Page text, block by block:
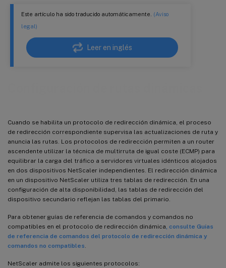
Este artículo ha sido traducido automáticamente. (Aviso
legal)
Leer en inglés
Cuando se habilita un protocolo de redirección dinámica, el proceso
de redirección correspondiente supervisa las actualizaciones de ruta y
anuncia las rutas. Los protocolos de redirección permiten a un router
ascendente utilizar la técnica de multirruta de igual coste (ECMP) para
equilibrar la carga del tráfico a servidores virtuales idénticos alojados
en dos dispositivos NetScaler independientes. El redirección dinámica
en un dispositivo NetScaler utiliza tres tablas de redirección. En una
configuración de alta disponibilidad, las tablas de redirección del
dispositivo secundario reflejan las tablas del primario.
Para obtener guías de referencia de comandos y comandos no
compatibles en el protocolo de redirección dinámica , consulte Guías
de referencia de comandos del protocolo de redirección dinámica y
comandos no compatibles
NetScaler admite los siguientes protocolos: